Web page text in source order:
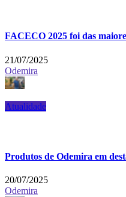
FACECO 2025 foi das
21/07/2025
Odemira
Atualidade
Produtos de Odemira em
20/07/2025
Odemira